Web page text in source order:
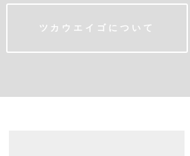
ツカウエイゴについて